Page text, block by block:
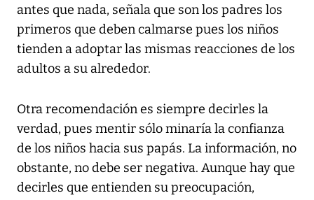
antes que nada, señala que son los padres los
primeros que deben calmarse pues los niños
tienden a adoptar las mismas reacciones de los
adultos a su alrededor.
Otra recomendación es siempre decirles la
verdad, pues mentir sólo minaría la confianza
de los niños hacia sus papás. La información, no
obstante, no debe ser negativa. Aunque hay que
decirles que entienden su preocupación,